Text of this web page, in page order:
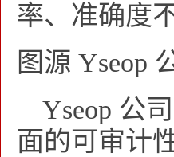
率、准确度
图源 Yseop
Yseop 公
面的可审计